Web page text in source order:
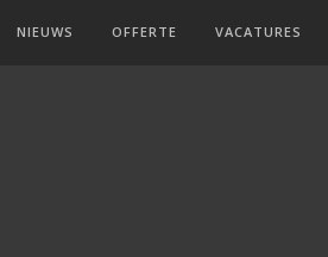
NIEUWS OFFERTE VACATURES